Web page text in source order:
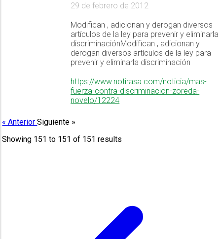
29 de febrero de 2012
Modifican , adicionan y derogan diversos
artículos de la ley para prevenir y eliminarla
discriminaciónModifican , adicionan y
derogan diversos artículos de la ley para
prevenir y eliminarla discriminación
https://www.notirasa.com/noticia/mas-
fuerza-contra-discriminacion-zoreda-
novelo/12224
« AnteriorSiguiente »
Showing 151 to 151 of 151 results